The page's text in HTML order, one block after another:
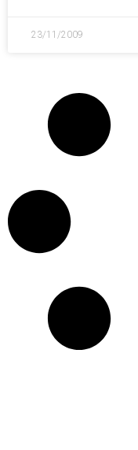
23/11/2009